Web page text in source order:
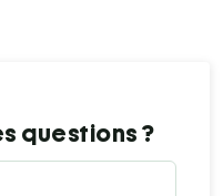
questions ?